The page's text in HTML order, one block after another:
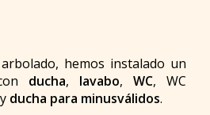
hemos instalado un
ducha, lavabo, WC, WC
y ducha para minusválidos.